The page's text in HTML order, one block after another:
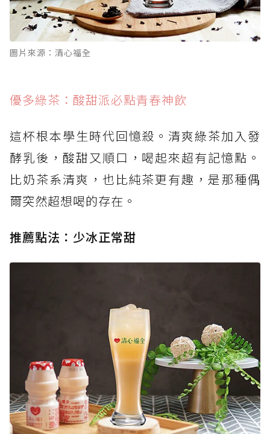
圖片來源：清心福全
優多綠茶：酸甜派必點青春神飲
這杯根本學生時代回憶殺。清爽綠茶加入發
酵乳後，酸甜又順口，喝起來超有記憶點。
比奶茶系清爽，也比純茶更有趣，是那種偶
爾突然超想喝的存在。
推薦點法：少冰正常甜